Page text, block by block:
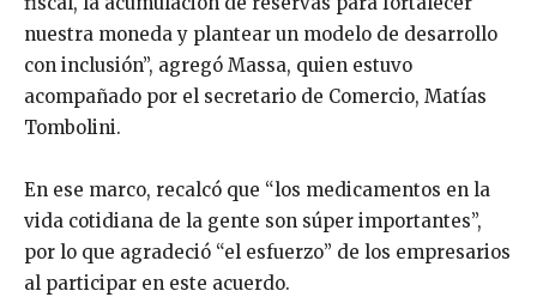
nuestra moneda y plantear un modelo de desarrollo
con inclusión”, agregó Massa, quien estuvo
acompañado por el secretario de Comercio, Matías
Tombolini.
En ese marco, recalcó que “los medicamentos en la
vida cotidiana de la gente son súper importantes”,
por lo que agradeció “el esfuerzo” de los empresarios
al participar en este acuerdo.